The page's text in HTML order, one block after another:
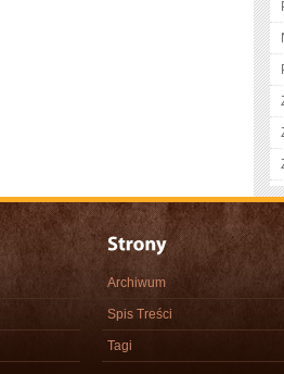
Archiwum
Spis Treści
Tagi